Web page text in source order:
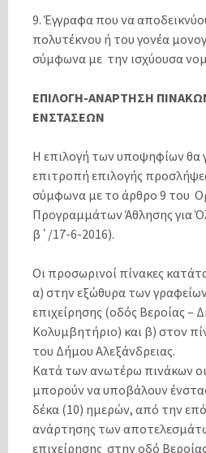
9. Έγγραφα που να
πολυτέκνου ή του γονέα
σύμφωνα με την ισχύουσα
ΕΠΙΛΟΓΗ-ΑΝΑΡΤΗΣΗ
ΕΝΣΤΑΣΕΩΝ
Η επιλογή των υποψηφίων θα
επιτροπή επιλογής
σύμφωνα με το άρθρο 9 του
Προγραμμάτων Άθλησης για
β΄/17-6-2016).
Οι προσωρινοί πίνακες
α) στην εξώθυρα των
επιχείρησης (οδός Βεροίας –
Κολυμβητήριο) και β) στον
του Δήμου Αλεξάνδρειας.
Κατά των ανωτέρω πινάκων
μπορούν να υποβάλουν
δέκα (10) ημερών, από την
ανάρτησης των
επιχείρησης στην οδό